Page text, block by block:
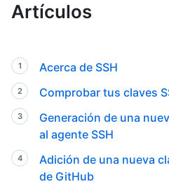
Artículos
Acerca de SSH
Comprobar tus claves
Generación de una
al agente SSH
Adición de una nueva
de GitHub